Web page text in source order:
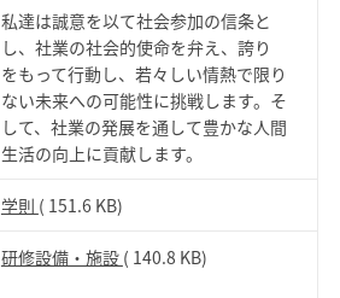
私達は誠意を以て社会参加の信条と
し、社業の社会的使命を弁え、誇り
をもって行動し、若々しい情熱で限り
ない未来への可能性に挑戦します。そ
して、社業の発展を通して豊かな人間
生活の向上に貢献します。
学則 ( 151.6 KB)
研修設備・施設 ( 140.8 KB)